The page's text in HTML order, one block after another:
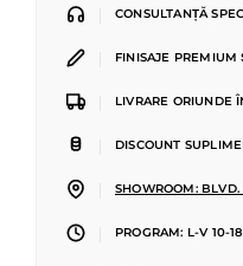
CONSULTANȚĂ
FINISAJE PREMIUM
LIVRARE ORIUNDE
DISCOUNT
SHOWROOM: BLVD.
PROGRAM: L-V 10-